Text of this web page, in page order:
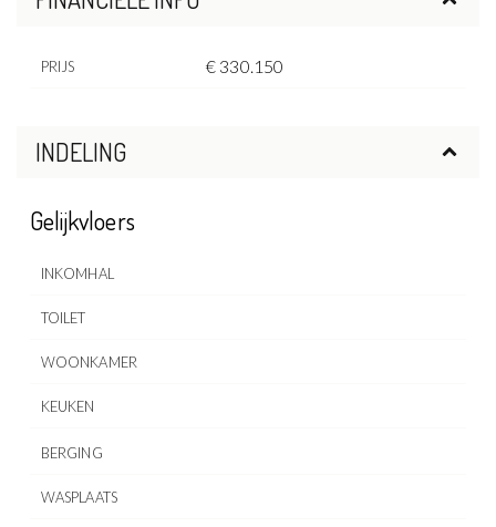
PRIJS € 330.150
INDELING
Gelijkvloers
INKOMHAL
TOILET
WOONKAMER
KEUKEN
BERGING
WASPLAATS